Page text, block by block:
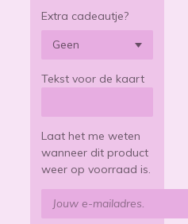
Extra cadeautje?
Tekst voor de kaart
Laat het me weten
wanneer dit product
weer op voorraad is.